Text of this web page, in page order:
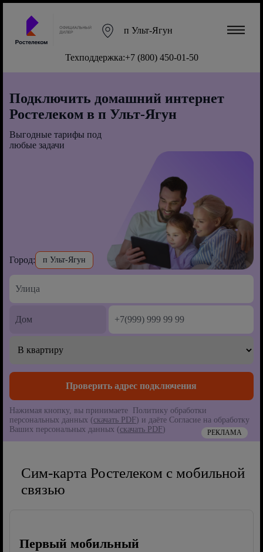
п Ульт-Ягун
Техподдержка:+7 (800) 450-01-50
Подключить домашний интернет
Ростелеком в п Ульт-Ягун
Выгодные тарифы под
любые задачи
Город: п Ульт-Ягун
Нажимая кнопку, вы принимаете Политику обработки
персональных данных (скачать PDF) и даёте Согласие на обработку
Ваших персональных данных (скачать PDF) РЕКЛАМА
Сим-карта Ростелеком с мобильной
связью
Первый мобильный